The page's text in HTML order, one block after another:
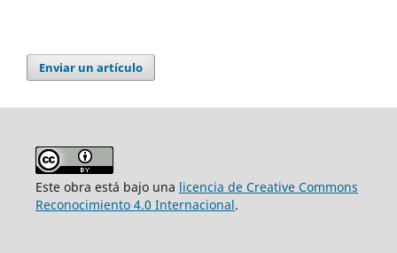
Enviar un artículo
Este obra está bajo una licencia de Creative Commons
Reconocimiento 4.0 Internacional.